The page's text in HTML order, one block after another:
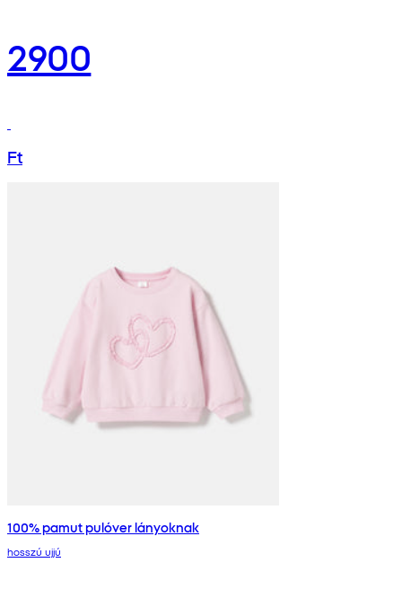
2900
Ft
100% pamut pulóver lányoknak
hosszú ujjú